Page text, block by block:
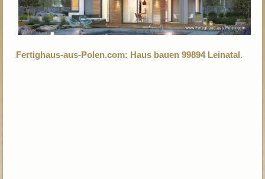
Fertighaus-aus-Polen.com: Haus bauen 99894 Leinatal.